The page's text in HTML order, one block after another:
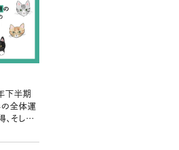
下半期
の全体運
、そして